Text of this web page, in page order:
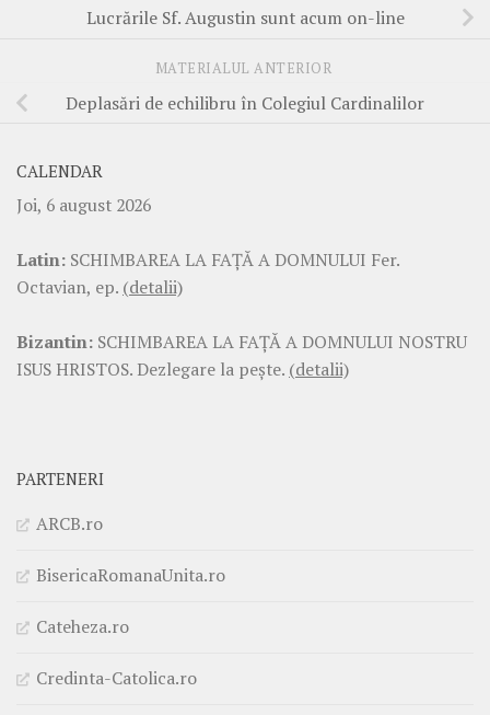
Lucrările Sf. Augustin sunt acum on-line
MATERIALUL ANTERIOR
Deplasări de echilibru în Colegiul Cardinalilor
CALENDAR
Joi, 6 august 2026
Latin: SCHIMBAREA LA FAŢĂ A DOMNULUI Fer.
Octavian, ep. (detalii)
Bizantin: SCHIMBAREA LA FAŢĂ A DOMNULUI NOSTRU
ISUS HRISTOS. Dezlegare la pește. (detalii)
PARTENERI
ARCB.ro
BisericaRomanaUnita.ro
Cateheza.ro
Credinta-Catolica.ro